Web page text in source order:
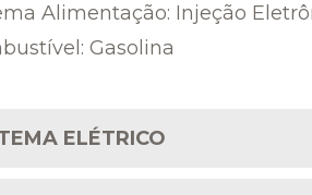
Alimentação: Injeção
Gasolina
ELÉTRICO